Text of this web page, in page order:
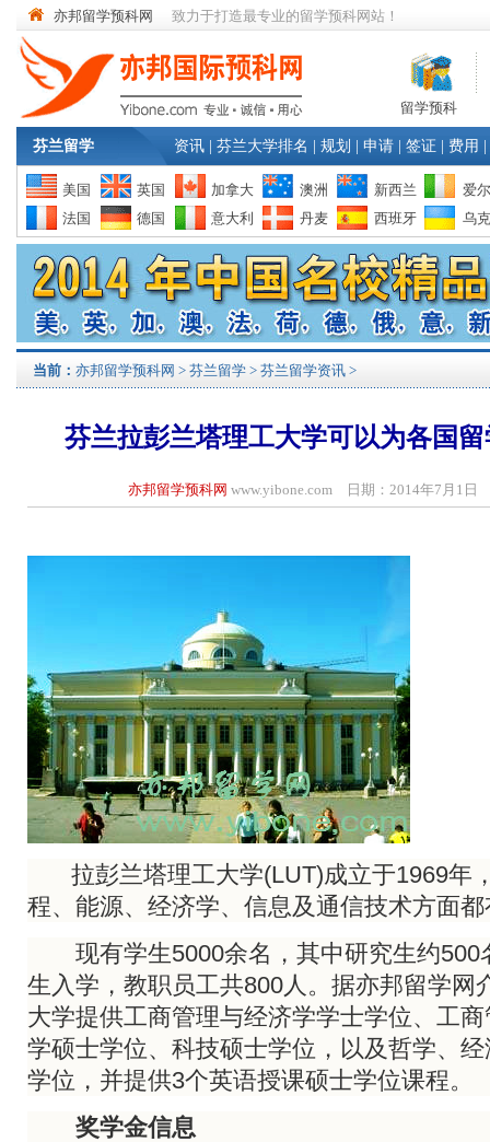
亦邦留学预科网 致力于打造最专业的留学预科网站！
留学预科
芬兰留学 资讯 芬兰大学排名 规划 申请 签证 费用
美国 英国 加拿大 澳洲 新西兰
爱
法国
德国 意大利 丹麦 西班牙 乌
当前： 亦邦留学预科网 > 芬兰留学 > 芬兰留学资讯 >
芬兰拉彭兰塔理工大学可以为各国
亦邦留学预科网 www.yibone.com 日期：2014年7月1日
拉彭兰塔理工大学(LUT)成立于1969年
程、能源、经济学、信息及通信技术方面
现有学生5000余名，其中研究生约500
生入学，教职员工共800人。据亦邦留学网
大学提供工商管理与经济学学士学位、工
学硕士学位、科技硕士学位，以及哲学、
学位，并提供3个英语授课硕士学位课程。
奖学金信息